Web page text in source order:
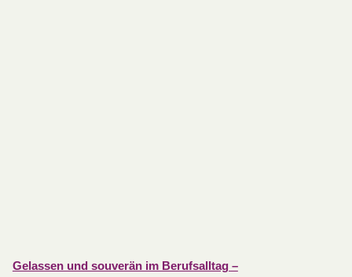
Gelassen und souverän im Berufsalltag –